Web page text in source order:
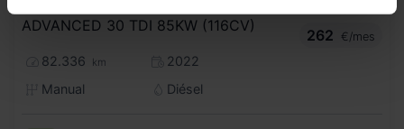
ADVANCED 30 TDI 85KW (116CV)
82.336 km
2022
Manual
Diésel
262
€/mes